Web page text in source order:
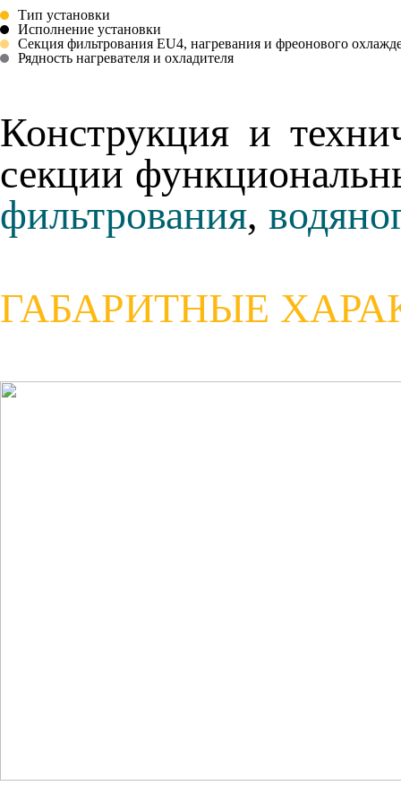
Тип установки
Исполнение установки
Секция фильтрования EU4, нагревания и фреонового
Рядность нагревателя и охладителя
Конструкция и
секции
фильтрования,
ГАБАРИТНЫЕ